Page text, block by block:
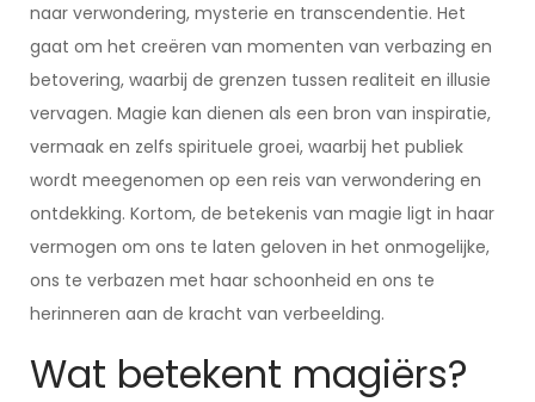
naar verwondering, mysterie en transcendentie. Het
gaat om het creëren van momenten van verbazing en
betovering, waarbij de grenzen tussen realiteit en illusie
vervagen. Magie kan dienen als een bron van inspiratie,
vermaak en zelfs spirituele groei, waarbij het publiek
wordt meegenomen op een reis van verwondering en
ontdekking. Kortom, de betekenis van magie ligt in haar
vermogen om ons te laten geloven in het onmogelijke,
ons te verbazen met haar schoonheid en ons te
herinneren aan de kracht van verbeelding.
Wat betekent magiërs?